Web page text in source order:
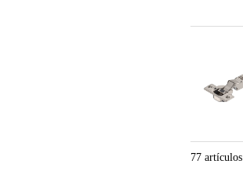
77 artículos